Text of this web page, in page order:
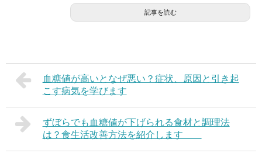
記事を読む
血糖値が高いとなぜ悪い？症状、原因と引き起
こす病気を学びます
ずぼらでも血糖値が下げられる食材と調理法
は？食生活改善方法を紹介します